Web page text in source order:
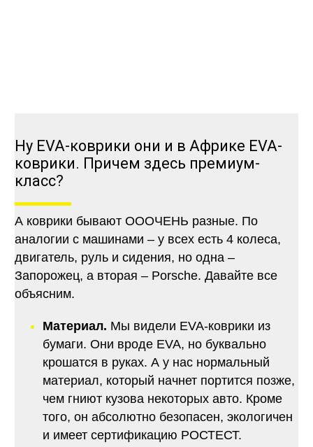
Ну EVA-коврики они и в Африке EVA-
коврики. Причем здесь премиум-
класс?
А коврики бывают ОООЧЕНЬ разные. По
аналогии с машинами – у всех есть 4 колеса,
двигатель, руль и сидения, но одна –
Запорожец, а вторая – Porsche. Давайте все
объясним.
Материал. Мы видели EVA-коврики из
бумаги. Они вроде EVA, но буквально
крошатся в руках. А у нас нормальный
материал, который начнет портится позже,
чем гниют кузова некоторых авто. Кроме
того, он абсолютно безопасен, экологичен
и имеет сертификацию РОСТЕСТ.